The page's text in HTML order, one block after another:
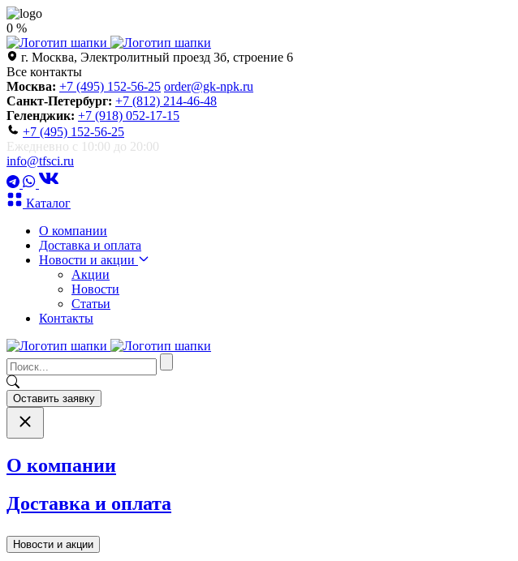
0 %
г. Москва, Электролитный проезд 3б, строение 6
Все контакты
Москва: +7 (495) 152-56-25 order@gk-npk.ru
Санкт-Петербург: +7 (812) 214-46-48
Геленджик: +7 (918) 052-17-15
+7 (495) 152-56-25
Ежедневно с 10:00 до 20:00
info@tfsci.ru
Каталог
О компании
Доставка и оплата
Новости и акции
Акции
Новости
Статьи
Контакты
Оставить заявку
О компании
Доставка и оплата
Новости и акции